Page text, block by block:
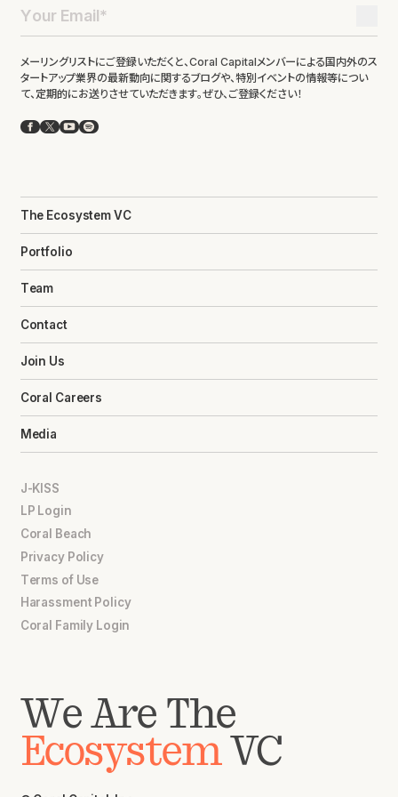
メーリングリストにご登録いただくと、Coral Capitalメンバーによる国内外のス
タートアップ業界の最新動向に関するブログや、特別イベントの情報等につい
て、定期的にお送りさせていただきます。ぜひ、ご登録ください！
Facebook
X YouTube
Spotify
The Ecosystem VC
Portfolio
Team
Contact
Join Us
Coral Careers
Media
J-KISS
LP Login
Coral Beach
Privacy Policy
Terms of Use
Harassment Policy
Coral Family Login
We Are The
EcosystemVC